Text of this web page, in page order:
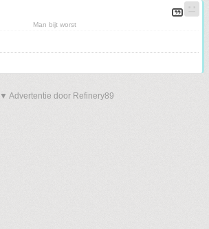
Man bijt worst
▼ Advertentie door Refinery89